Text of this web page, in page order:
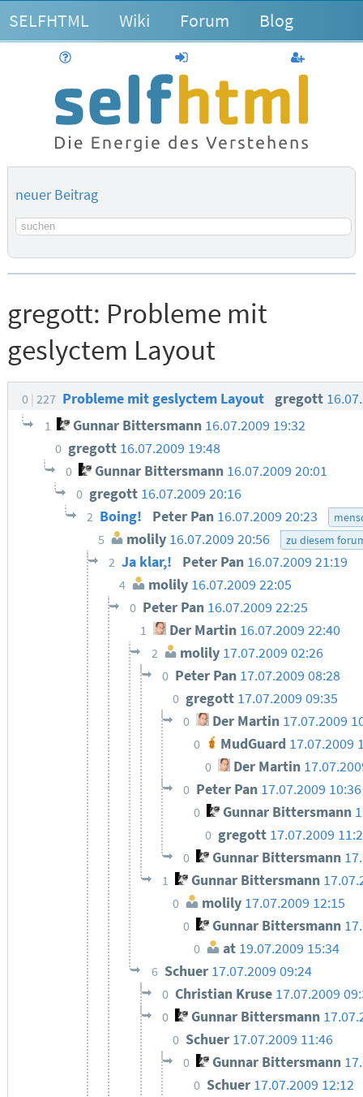
SELFHTML Wiki Forum Blog
anmelden
neuer Beitrag
Suchbegriff
gregott: Probleme mit
geslyctem Layout
0 227 Probleme mit geslyctem Layout gregott
1 Gunnar Bittersmann 16.07.2009 19:32
0 gregott 16.07.2009 19:48
0 Gunnar Bittersmann 16.07.2009 20:01
0 gregott 16.07.2009 20:16
2 Boing! Peter Pan 16.07.2009 20:23
5 molily 16.07.2009 20:56 zu diesem
2 Ja klar,! Peter Pan 16.07.2009 21:19
4 molily 16.07.2009 22:05
0 Peter Pan 16.07.2009 22:25
1 Der Martin 16.07.2009 22:40
2 molily 17.07.2009 02:26
0 Peter Pan 17.07.2009 08:28
0 gregott 17.07.2009 09:35
0 Der Martin 17.07.2009
0 MudGuard 17.07.2009
0 Der Martin
0 Peter Pan 17.07.2009 10:36
0 Gunnar Bittersmann
0 gregott 17.07.2009
0 Gunnar Bittersmann
1 Gunnar Bittersmann
0 molily 17.07.2009 12:15
0 Gunnar Bittersmann
0 at 19.07.2009 15:34
6 Schuer 17.07.2009 09:24
0 Christian Kruse 17.07.2009
0 Gunnar Bittersmann
0 Schuer 17.07.2009 11:46
0 Gunnar Bittersmann
0 Schuer 17.07.2009 12:12